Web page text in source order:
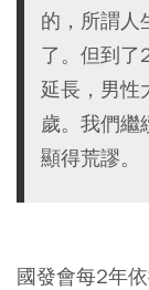
的，所謂人
了。但到了
延長，男性
歲。我們繼
顯得荒謬。
國發會每2年